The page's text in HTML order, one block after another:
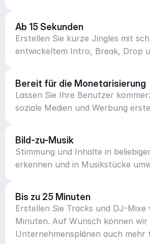
Ab 15 Sekunden
Erstellen Sie kurze Jingles mit
entwickeltem Intro, Break, Drop
Bereit für die Monetarisierung
Lassen Sie Ihre Benutzer
soziale Medien und Werbung
Bild-zu-Musik
Stimmung und Inhalte in
erkennen und in Musikstücke
Bis zu 25 Minuten
Erstellen Sie Tracks und DJ-Mixe
Minuten. Auf Wunsch können wir
Unternehmensplänen auch mehr